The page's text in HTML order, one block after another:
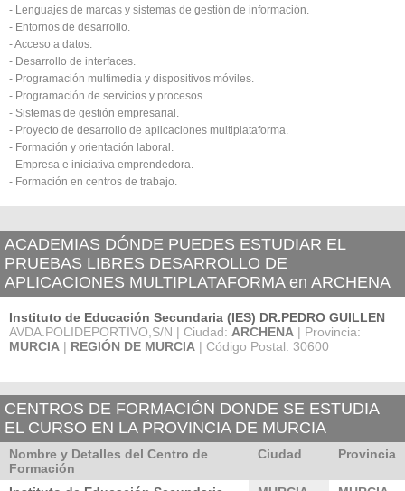
- Lenguajes de marcas y sistemas de gestión de información.
- Entornos de desarrollo.
- Acceso a datos.
- Desarrollo de interfaces.
- Programación multimedia y dispositivos móviles.
- Programación de servicios y procesos.
- Sistemas de gestión empresarial.
- Proyecto de desarrollo de aplicaciones multiplataforma.
- Formación y orientación laboral.
- Empresa e iniciativa emprendedora.
- Formación en centros de trabajo.
ACADEMIAS DÓNDE PUEDES ESTUDIAR EL
PRUEBAS LIBRES DESARROLLO DE
APLICACIONES MULTIPLATAFORMA en ARCHENA
Instituto de Educación Secundaria (IES) DR.PEDRO GUILLEN
AVDA.POLIDEPORTIVO,S/N | Ciudad: ARCHENA | Provincia:
MURCIA | REGIÓN DE MURCIA | Código Postal: 30600
CENTROS DE FORMACIÓN DONDE SE ESTUDIA
EL CURSO EN LA PROVINCIA DE MURCIA
Nombre y Detalles del Centro de
Formación
Ciudad Provincia